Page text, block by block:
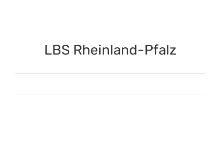
LBS Rheinland-Pfalz